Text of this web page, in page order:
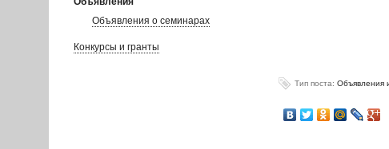
Объявления о семинарах
Конкурсы и гранты
Тип поста: Объявления